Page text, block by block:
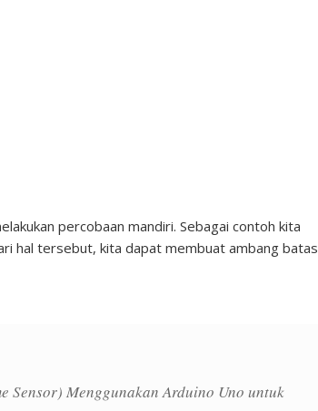
percobaan mandiri. Sebagai contoh kita
hal tersebut, kita dapat membuat ambang batas
Sensor) Menggunakan Arduino Uno untuk